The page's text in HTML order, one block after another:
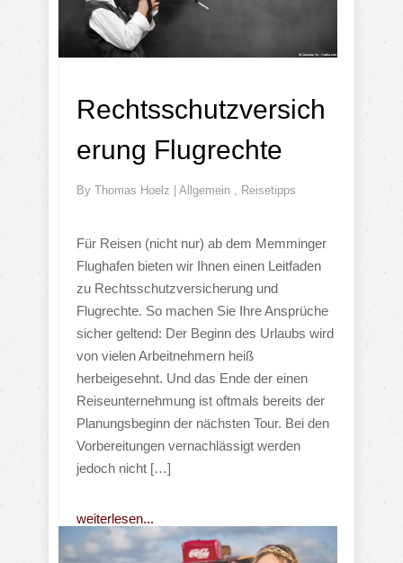
Rechtsschutzversich
erung Flugrechte
By Thomas Hoelz | Allgemein Reisetipps
Für Reisen (nicht nur) ab dem Memminger
Flughafen bieten wir Ihnen einen Leitfaden
zu Rechtsschutzversicherung und
Flugrechte. So machen Sie Ihre Ansprüche
sicher geltend: Der Beginn des Urlaubs wird
von vielen Arbeitnehmern heiß
herbeigesehnt. Und das Ende der einen
Reiseunternehmung ist oftmals bereits der
Planungsbeginn der nächsten Tour. Bei den
Vorbereitungen vernachlässigt werden
jedoch nicht […]
weiterlesen...